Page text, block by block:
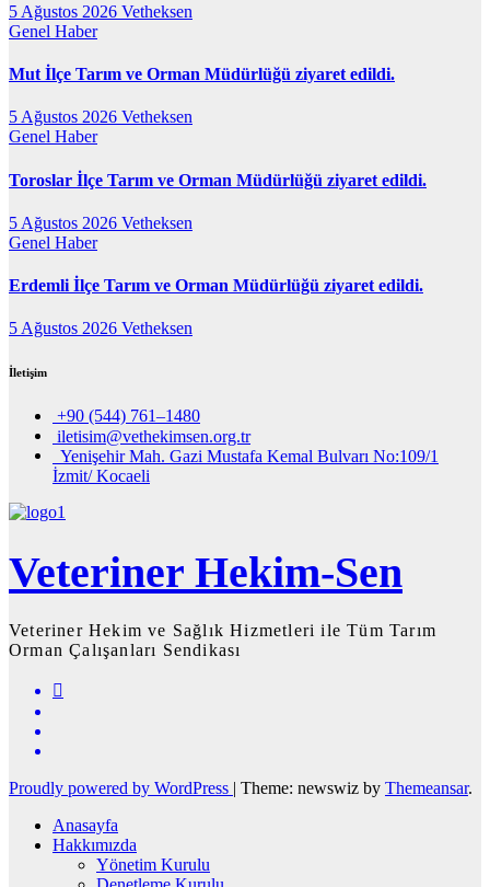
5 Ağustos 2026 Vetheksen
Genel Haber
Mut İlçe Tarım ve Orman Müdürlüğü ziyaret edildi.
5 Ağustos 2026 Vetheksen
Genel Haber
Toroslar İlçe Tarım ve Orman Müdürlüğü ziyaret edildi.
5 Ağustos 2026 Vetheksen
Genel Haber
Erdemli İlçe Tarım ve Orman Müdürlüğü ziyaret edildi.
5 Ağustos 2026 Vetheksen
İletişim
+90 (544) 761–1480
iletisim@vethekimsen.org.tr
Yenişehir Mah. Gazi Mustafa Kemal Bulvarı No:109/1
İzmit/ Kocaeli
Veteriner Hekim-Sen
Veteriner Hekim ve Sağlık Hizmetleri ile Tüm Tarım
Orman Çalışanları Sendikası
Proudly powered by WordPress | Theme: newswiz by Themeansar.
Anasayfa
Hakkımızda
Yönetim Kurulu